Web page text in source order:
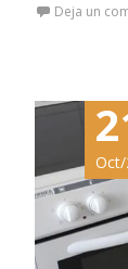
Deja un
Oct/